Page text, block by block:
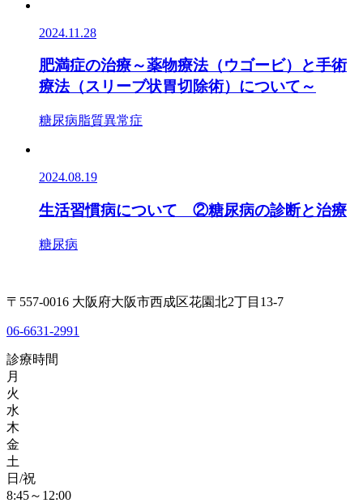
2024.11.28
肥満症の治療～薬物療法（ウゴービ）と手術
療法（スリーブ状胃切除術）について～
糖尿病 脂質異常症
2024.08.19
生活習慣病について ②糖尿病の診断と治療
糖尿病
〒557-0016 大阪府大阪市西成区花園北2丁目13-7
06-6631-2991
診療時間
月
火
水
木
金
土
日/祝
8:45～12:00